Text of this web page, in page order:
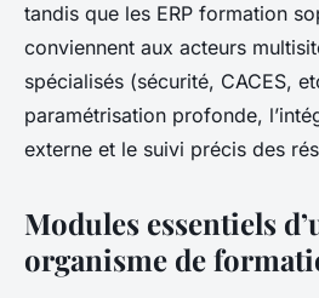
tandis que les ERP formation
conviennent aux acteurs
spécialisés (sécurité, CACES,
paramétrisation profonde,
externe et le suivi précis des
Modules essentiels
organisme de